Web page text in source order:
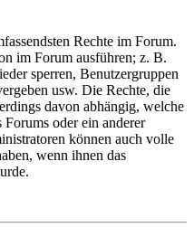
Rechte im Forum.
im Forum ausführen; z. B.
sperren, Benutzergruppen
usw. Die Rechte, die
davon abhängig, welche
oder ein anderer
können auch volle
wenn ihnen das